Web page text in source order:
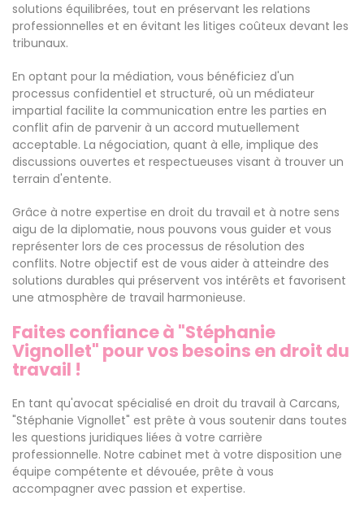
solutions équilibrées, tout en préservant les relations
professionnelles et en évitant les litiges coûteux devant les
tribunaux.
En optant pour la médiation, vous bénéficiez d'un
processus confidentiel et structuré, où un médiateur
impartial facilite la communication entre les parties en
conflit afin de parvenir à un accord mutuellement
acceptable. La négociation, quant à elle, implique des
discussions ouvertes et respectueuses visant à trouver un
terrain d'entente.
Grâce à notre expertise en droit du travail et à notre sens
aigu de la diplomatie, nous pouvons vous guider et vous
représenter lors de ces processus de résolution des
conflits. Notre objectif est de vous aider à atteindre des
solutions durables qui préservent vos intérêts et favorisent
une atmosphère de travail harmonieuse.
Faites confiance à "Stéphanie
Vignollet" pour vos besoins en droit du
travail !
En tant qu'avocat spécialisé en droit du travail à Carcans,
"Stéphanie Vignollet" est prête à vous soutenir dans toutes
les questions juridiques liées à votre carrière
professionnelle. Notre cabinet met à votre disposition une
équipe compétente et dévouée, prête à vous
accompagner avec passion et expertise.